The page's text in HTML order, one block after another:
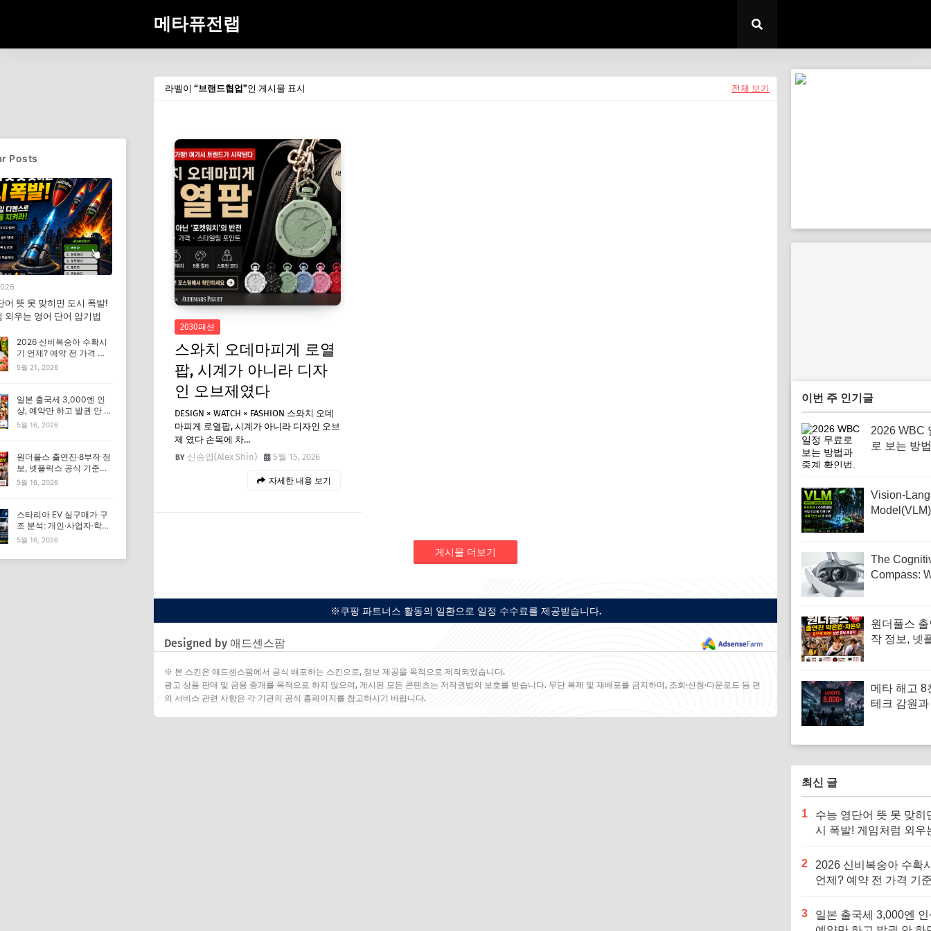
메타퓨전랩
라벨이 브랜드협업 인 게시물 표시 전체 보기
2030패션
스와치 오데마피게 로열
팝, 시계가 아니라 디자
인 오브제였다
DESIGN × WATCH × FASHION 스와치 오데
마피게 로열팝, 시계가 아니라 디자인 오브
제 였다 손목에 차…
신승엽(Alex Shin)
5월 15, 2026
자세한 내용 보기
게시물 더보기
※쿠팡 파트너스 활동의 일환으로 일정 수수료를 제공받습니다.
Designed by 애드센스팜
※ 본 스킨은 애드센스팜에서 공식 배포하는 스킨으로, 정보 제공을 목적으로 제작되었습니다.
광고 상품 판매 및 금융 중개를 목적으로 하지 않으며, 게시된 모든 콘텐츠는 저작권법의 보호를 받습니다. 무단 복제 및 재배포를 금지하며, 조회·신청·다운로드 등 편
의 서비스 관련 사항은 각 기관의 공식 홈페이지를 참고하시기 바랍니다.
이번 주 인기글
2026 WBC
로 보는 방
쉬운 가이드
Vision-
판단 AI의
The
Compass:
Your
Star
원더풀스 출
작 정보, 넷
메타 해고 8
테크 감원
구조조정 한
최신 글
1
수능 영단어 뜻 못 맞히
시 폭발! 게임처럼 외우
2
2026 신비복숭아 수확
언제? 예약 전 가격 기
3
일본 출국세 3,000엔 인
Posts
어 뜻 못 맞히면 도시 폭발!
외우는 영어 단어 암기법
2026 신비복숭아 수확시
기 언제? 예약 전 가격 기
준 모르면 잘못 삽니다
5월 21, 2026
일본 출국세 3,000엔 인
상, 예약만 하고 발권 안 하
면 가족여행 비용 더 낼 수
5월 16, 2026
원더풀스 출연진·8부작 정
보, 넷플릭스 공식 기준으
로 확인해야 하는 이유
5월 16, 2026
스타리아 EV 실구매가 구
조 분석: 개인·사업자·학원
조건이 가격을 바꾸는 이
5월 16, 2026